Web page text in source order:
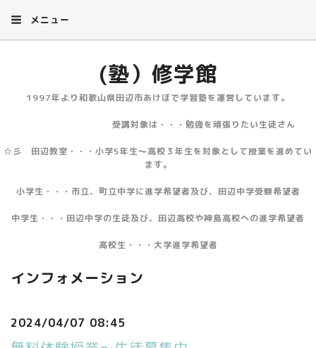
メニュー
(塾）修学館
1997年より和歌山県田辺市あけぼで学習塾を運営しています。
受講対象は・・・勉強を頑張りたい生徒さん
☆彡 田辺教室・・・小学5年生～高校３年生を対象として授業を進めてい
ます。
小学生・・・市立、町立中学に進学希望者及び、田辺中学受験希望者
中学生・・・田辺中学の生徒及び、田辺高校や神島高校への進学希望者
高校生・・・大学進学希望者
インフォメーション
2024/04/07 08:45